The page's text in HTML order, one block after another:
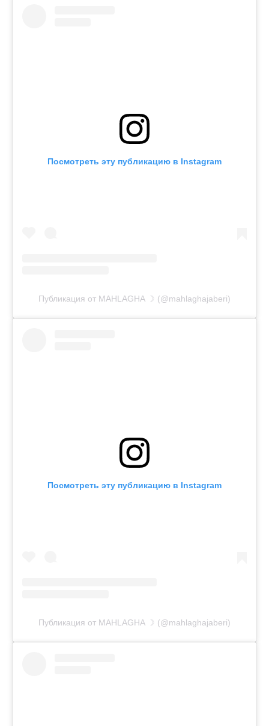
Посмотреть эту публикацию в Instagram
Публикация от MAHLAGHA ☽ (@mahlaghajaberi)
Посмотреть эту публикацию в Instagram
Публикация от MAHLAGHA ☽ (@mahlaghajaberi)